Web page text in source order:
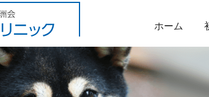
ホーム